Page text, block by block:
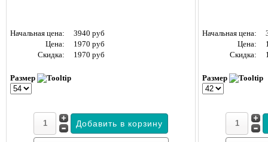
Начальная цена:
3940 руб
Цена:
1970 руб
Скидка:
1970 руб
Размер
Начальная цена:
Цена:
Скидка:
Размер